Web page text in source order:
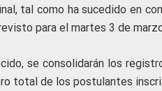
tal como ha sucedido en
para el martes 3 de
se consolidarán los
total de los postulantes